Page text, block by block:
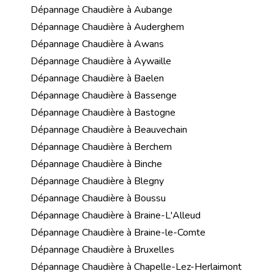
Dépannage Chaudière à Aubange
Dépannage Chaudière à Auderghem
Dépannage Chaudière à Awans
Dépannage Chaudière à Aywaille
Dépannage Chaudière à Baelen
Dépannage Chaudière à Bassenge
Dépannage Chaudière à Bastogne
Dépannage Chaudière à Beauvechain
Dépannage Chaudière à Berchem
Dépannage Chaudière à Binche
Dépannage Chaudière à Blegny
Dépannage Chaudière à Boussu
Dépannage Chaudière à Braine-L'Alleud
Dépannage Chaudière à Braine-le-Comte
Dépannage Chaudière à Bruxelles
Dépannage Chaudière à Chapelle-Lez-Herlaimont